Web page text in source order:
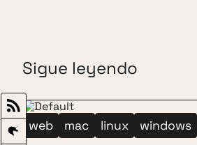
Sigue leyendo
web mac linux windows